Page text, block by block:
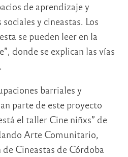
de aprendizaje y
y cineastas. Los
se pueden leer en la
donde se explican las vías
barriales y
parte de este proyecto
el taller Cine niñxs” de
Arte Comunitario,
Cineastas de Córdoba